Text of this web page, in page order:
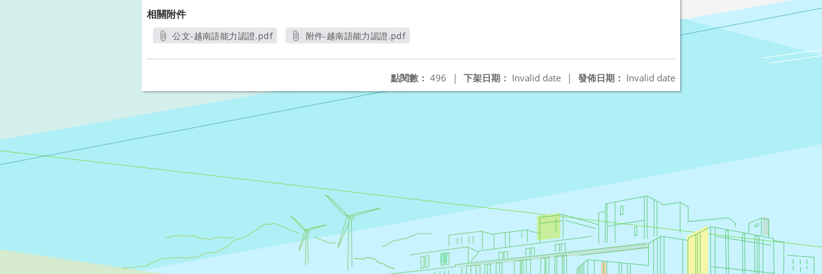
相關附件
公文-越南語能力認證.pdf
附件-越南語能力認證.pdf
發佈日期： Invalid date
下架日期： Invalid date |
點閱數： 496 |